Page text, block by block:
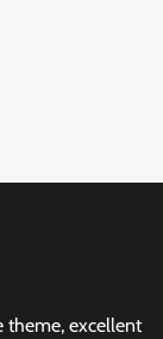
theme, excellent